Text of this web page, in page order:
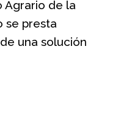
Agrario de la
se presta
una solución